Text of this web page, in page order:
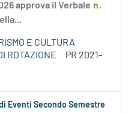
approva il Verbale n.
E CULTURA
ROTAZIONE
PR 2021-
Eventi Secondo Semestre